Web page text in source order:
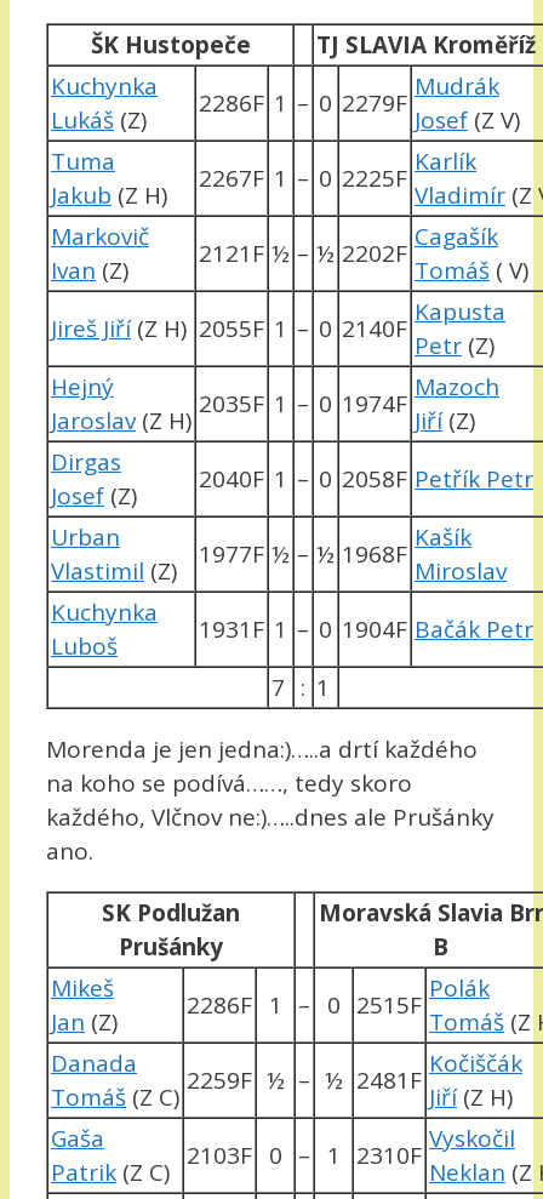
ŠK Hustopeče
TJ SLAVIA Kroměříž
Kuchynka
Lukáš (Z)
2286F 1 – 0 2279F
Mudrák
Josef (Z V)
Tuma
Jakub (Z H)
2267F 1 – 0 2225F
Karlík
Vladimír (Z
Markovič
Ivan (Z)
2121F ½ – ½ 2202F
Cagašík
Tomáš ( V)
Jireš Jiří(Z H) 2055F 1 – 0 2140F
Kapusta
Petr (Z)
Hejný
Jaroslav(Z H)
2035F 1 – 0 1974F
Mazoch
Jiří(Z)
Dirgas
Josef (Z)
2040F 1 – 0 2058F Petřík Petr
Urban
Vlastimil (Z)
1977F ½ – ½ 1968F
Kašík
Miroslav
Kuchynka
Luboš
1931F 1 – 0 1904F Bačák Petr
7 : 1
Morenda je jen jedna:)…..a drtí každého
na koho se podívá……, tedy skoro
každého, Vlčnov ne:)…..dnes ale Prušánky
ano.
SK Podlužan
Prušánky
Moravská Slavia
B
Mikeš
Jan (Z)
2286F 1 – 0 2515F
Polák
Tomáš (Z
Danada
Tomáš (Z C)
2259F ½ – ½ 2481F
Kočiščák
Jiří(Z H)
Gaša
Patrik (Z C)
2103F 0 – 1 2310F
Vyskočil
Neklan (Z